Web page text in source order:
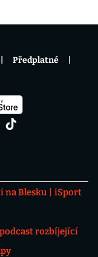
na Blesku
iSport
rozbíjející
Předplatné